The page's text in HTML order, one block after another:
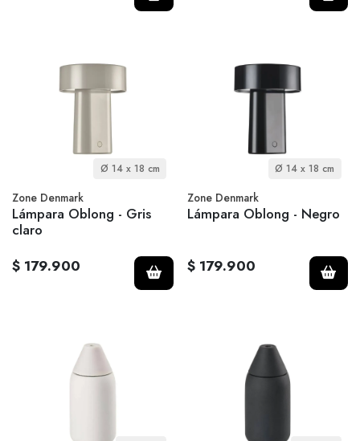
Ø 14 x 18 cm
Zone Denmark
Lámpara Oblong - Gris
claro
$ 179.900
Ø 14 x 18 cm
Zone Denmark
Lámpara Oblong - Negro
$ 179.900